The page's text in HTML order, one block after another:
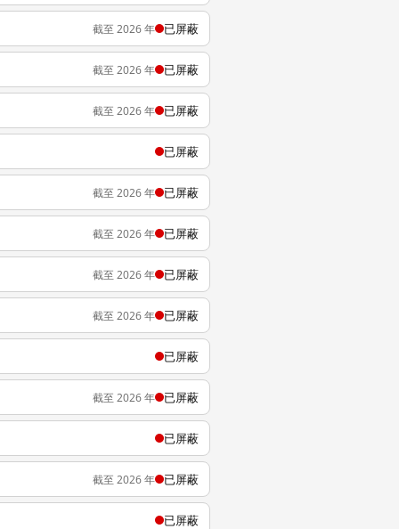
截至 2026 年 已屏蔽
截至 2026 年 已屏蔽
截至 2026 年 已屏蔽
已屏蔽
截至 2026 年 已屏蔽
截至 2026 年 已屏蔽
截至 2026 年 已屏蔽
截至 2026 年 已屏蔽
已屏蔽
截至 2026 年 已屏蔽
已屏蔽
截至 2026 年 已屏蔽
已屏蔽